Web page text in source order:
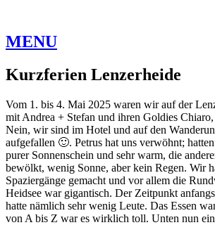
MENU
Kurzferien Lenzerheide
Vom 1. bis 4. Mai 2025 waren wir auf der
mit Andrea + Stefan und ihren Goldies
Nein, wir sind im Hotel und auf den
aufgefallen 🙂. Petrus hat uns verwöhnt;
purer Sonnenschein und sehr warm, die
bewölkt, wenig Sonne, aber kein Regen. Wir
Spaziergänge gemacht und vor allem die
Heidsee war gigantisch. Der Zeitpunkt
hatte nämlich sehr wenig Leute. Das Essen
von A bis Z war es wirklich toll. Unten nun